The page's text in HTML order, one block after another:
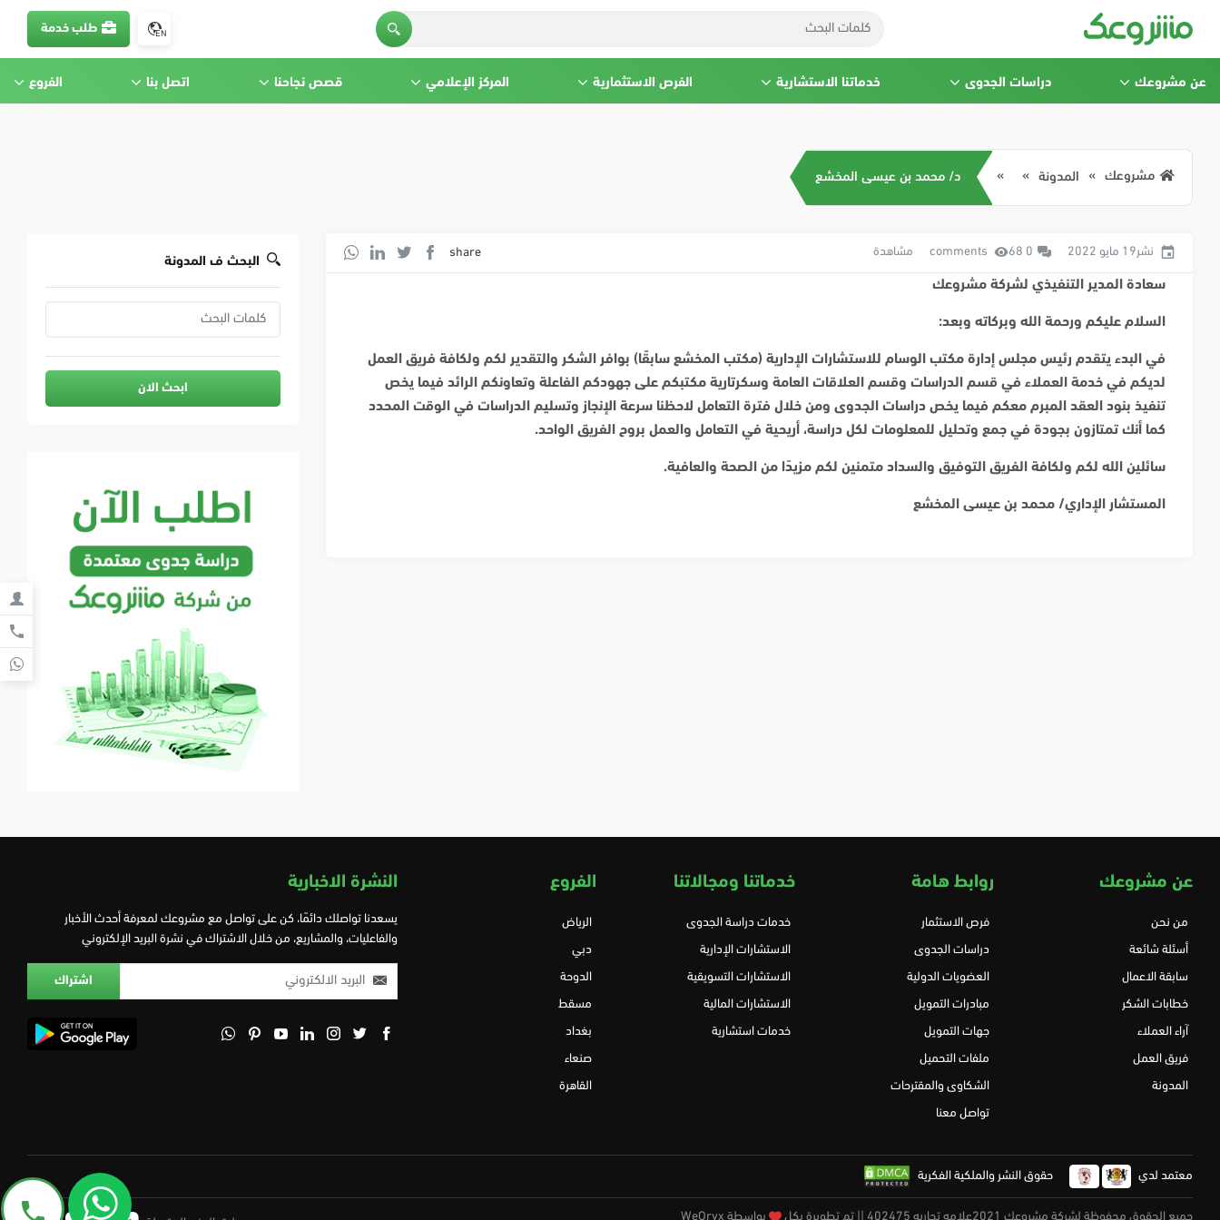
EN طلب خدمة
عن مشروعك دراسات الجدوى خدماتنا الاستشارية الفرص الاستثمارية المركز الإعلامي قصص نجاحنا اتصل بنا الفروع
مشروعك المدونة د/ محمد بن عيسى المخشع
نشر19 مايو 2022 0 comments 68 مشاهدة share
سعادة المدير التنفيذي لشركة مشروعك
السلام عليكم ورحمة الله وبركاته وبعد:
في البدء يتقدم رئيس مجلس إدارة مكتب الوسام للاستشارات الإدارية (مكتب المخشع سابقًا) بوافر الشكر والتقدير لكم ولكافة فريق العمل
لديكم في خدمة العملاء في قسم الدراسات وقسم العلاقات العامة وسكرتارية مكتبكم على جهودكم الفاعلة وتعاونكم الرائد فيما يخص
تنفيذ بنود العقد المبرم معكم فيما يخص دراسات الجدوى ومن خلال فترة التعامل لاحظنا سرعة الإنجاز وتسليم الدراسات في الوقت المحدد
كما أنك تمتازون بجودة في جمع وتحليل للمعلومات لكل دراسة، أريحية في التعامل والعمل بروح الفريق الواحد.
سائلين الله لكم ولكافة الفريق التوفيق والسداد متمنين لكم مزيدًا من الصحة والعافية.
المستشار الإداري/ محمد بن عيسى المخشع
البحث ف المدونة
ابحث الان
عن مشروعك
من نحن
أسئلة شائعة
سابقة الاعمال
خطابات الشكر
آراء العملاء
فريق العمل
المدونة
روابط هامة
فرص الاستثمار
دراسات الجدوى
العضويات الدولية
مبادرات التمويل
جهات التمويل
ملفات التحميل
الشكاوى والمقترحات
تواصل معنا
خدماتنا ومجالاتنا
خدمات دراسة الجدوى
الاستشارات الإدارية
الاستشارات التسويقية
الاستشارات المالية
خدمات استشارية
الفروع
الرياض
دبي
الدوحة
مسقط
بغداد
صنعاء
القاهرة
النشرة الاخبارية
يسعدنا تواصلك دائمًا، كن على تواصل مع مشروعك لمعرفة أحدث الأخبار
والفاعليات، والمشاريع، من خلال الاشتراك في نشرة البريد الإلكتروني
معتمد لدي حقوق النشر والملكية الفكرية
جميع الحقوق محفوظة لشركة مشروعك 2021علامه تجاريه 402475 || تم تطويرة بكل بواسطة WeOryx